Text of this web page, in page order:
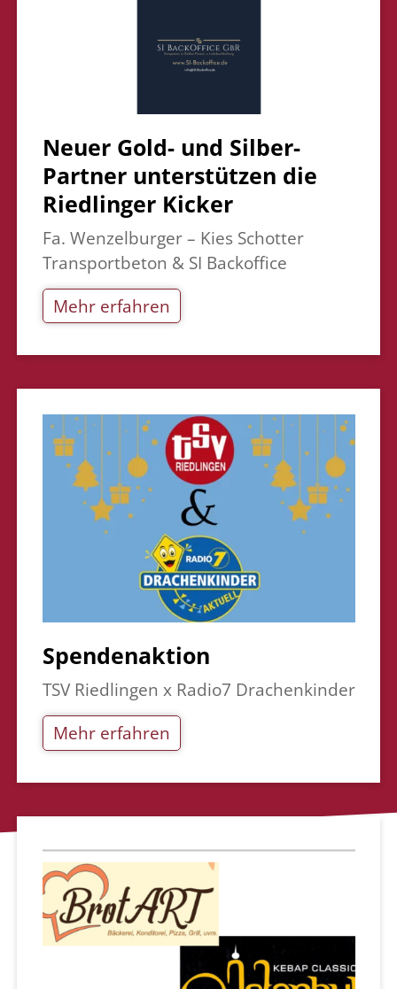
Neuer Gold- und Silber-
Partner unterstützen die
Riedlinger Kicker
Fa. Wenzelburger – Kies Schotter
Transportbeton & SI Backoffice
Mehr erfahren
Spendenaktion
TSV Riedlingen x Radio7 Drachenkinder
Mehr erfahren